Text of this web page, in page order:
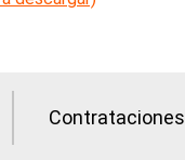
Contrataciones